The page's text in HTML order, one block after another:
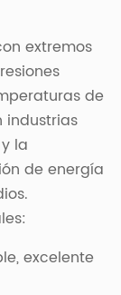
extremos
de
industrias
la
de energía
excelente